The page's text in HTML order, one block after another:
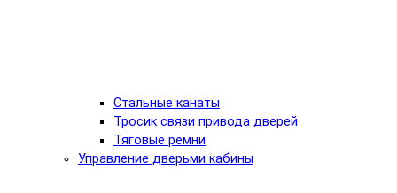
Стальные канаты
Тросик связи привода дверей
Тяговые ремни
Управление дверьми кабины